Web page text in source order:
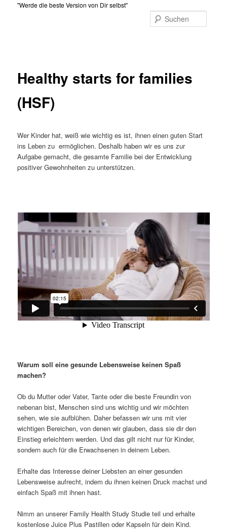
"Werde die beste Version von Dir selbst"
Healthy starts for families
(HSF)
Wer Kinder hat, weiß wie wichtig es ist, ihnen einen guten Start
ins Leben zu ermöglichen. Deshalb haben wir es uns zur
Aufgabe gemacht, die gesamte Familie bei der Entwicklung
positiver Gewohnheiten zu unterstützen.
Warum soll eine gesunde Lebensweise keinen Spaß
machen?
Ob du Mutter oder Vater, Tante oder die beste Freundin von
nebenan bist, Menschen sind uns wichtig und wir möchten
sehen, wie sie aufblühen. Daher befassen wir uns mit vier
wichtigen Bereichen, von denen wir glauben, dass sie dir den
Einstieg erleichtern werden. Und das gilt nicht nur für Kinder,
sondern auch für die Erwachsenen in deinem Leben.
Erhalte das Interesse deiner Liebsten an einer gesunden
Lebensweise aufrecht, indem du ihnen keinen Druck machst und
einfach Spaß mit ihnen hast.
Nimm an unserer Family Health Study Studie teil und erhalte
kostenlose Juice Plus Pastillen oder Kapseln für dein Kind.